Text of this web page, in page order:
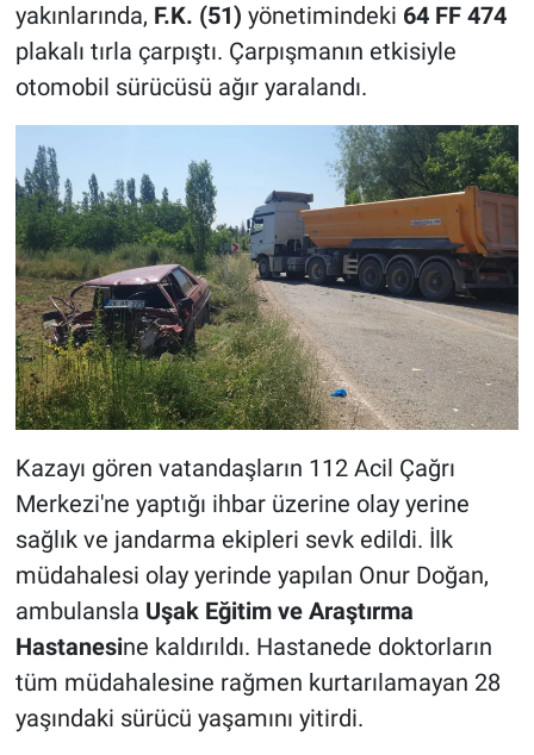
yakınlarında, F.K. (51) yönetimindeki 64 FF 474
plakalı tırla çarpıştı. Çarpışmanın etkisiyle
otomobil sürücüsü ağır yaralandı.
Kazayı gören vatandaşların 112 Acil Çağrı
Merkezi'ne yaptığı ihbar üzerine olay yerine
sağlık ve jandarma ekipleri sevk edildi. İlk
müdahalesi olay yerinde yapılan Onur Doğan,
ambulansla Uşak Eğitim ve Araştırma
Hastanesine kaldırıldı. Hastanede doktorların
tüm müdahalesine rağmen kurtarılamayan 28
yaşındaki sürücü yaşamını yitirdi.